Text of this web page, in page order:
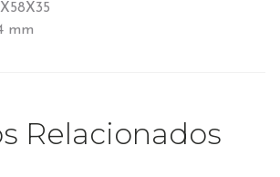
mm
Relacionados